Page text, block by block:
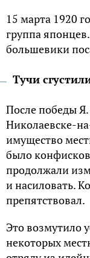
15 марта 1920
группа
большевики
Тучи
После победы
Николаевске-
имущество
было
продолжали
и насиловать.
препятствовал.
Это возмутило
некоторых